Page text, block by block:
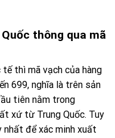
thông qua mã
thì mã vạch của hàng
699, nghĩa là trên sản
tiên nằm trong
xứ từ Trung Quốc. Tuy
nhất để xác minh xuất